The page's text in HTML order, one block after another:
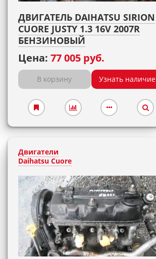
ДВИГАТЕЛЬ DAIHATSU SIRION
CUORE JUSTY 1.3 16V 2007R
БЕНЗИНОВЫЙ
Цена: 77 005 руб.
В корзину Узнать наличие
Двигатели
Daihatsu Cuore